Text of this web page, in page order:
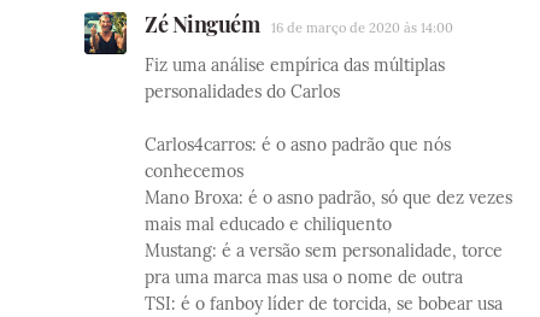
Zé Ninguém 16 de março de 2020 às 14:00
Fiz uma análise empírica das múltiplas
personalidades do Carlos
Carlos4carros: é o asno padrão que nós
conhecemos
Mano Broxa: é o asno padrão, só que dez vezes
mais mal educado e chiliquento
Mustang: é a versão sem personalidade, torce
pra uma marca mas usa o nome de outra
TSI: é o fanboy líder de torcida, se bobear usa